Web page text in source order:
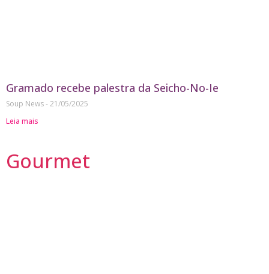
Gramado recebe palestra da Seicho-No-Ie
Soup News 21/05/2025
Leia mais
Gourmet